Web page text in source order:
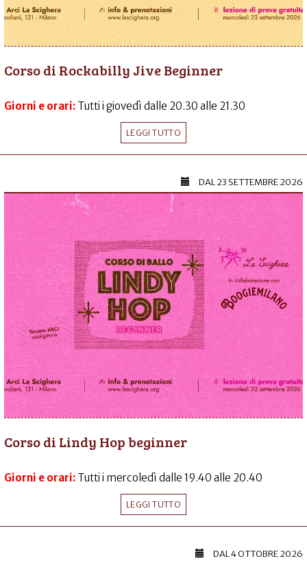
Corso di Rockabilly Jive Beginner
Giorni e orari: Tutti i giovedì dalle 20.30 alle 21.30
LEGGI TUTTO
DAL23 SETTEMBRE 2026
Corso di Lindy Hop beginner
Giorni e orari: Tutti i mercoledì dalle 19.40 alle 20.40
LEGGI TUTTO
DAL4 OTTOBRE 2026